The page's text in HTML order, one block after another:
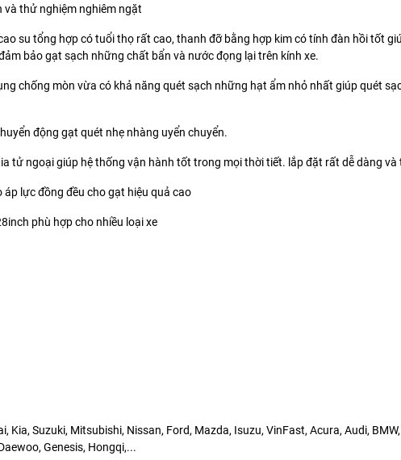
và thử nghiệm nghiêm ngặt
su tổng hợp có tuổi thọ rất cao, thanh đỡ bằng hợp kim có tính đàn hồi tốt
bảo gạt sạch những chất bẩn và nước đọng lại trên kính xe.
chống mòn vừa có khả năng quét sạch những hạt ẩm nhỏ nhất giúp quét
động gạt quét nhẹ nhàng uyển chuyển.
tử ngoại giúp hệ thống vận hành tốt trong mọi thời tiết. lắp đặt rất dễ dàng và
lực đồng đều cho gạt hiệu quả cao
phù hợp cho nhiều loại xe
Kia, Suzuki, Mitsubishi, Nissan, Ford, Mazda, Isuzu, VinFast, Acura, Audi,
Genesis, Hongqi,...